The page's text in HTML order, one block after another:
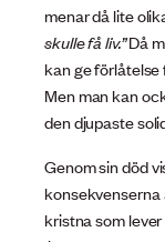
menar då lite
skulle få liv.”Då
kan ge
Men man kan
den djupaste
Genom sin död
konsekvenserna
kristna som